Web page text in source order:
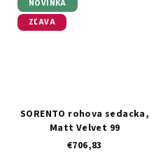
NOVINKA
ZĽAVA
SORENTO rohova sedacka,
Matt Velvet 99
€706,83